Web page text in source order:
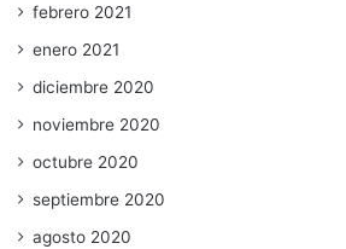
febrero 2021
enero 2021
diciembre 2020
noviembre 2020
octubre 2020
septiembre 2020
agosto 2020